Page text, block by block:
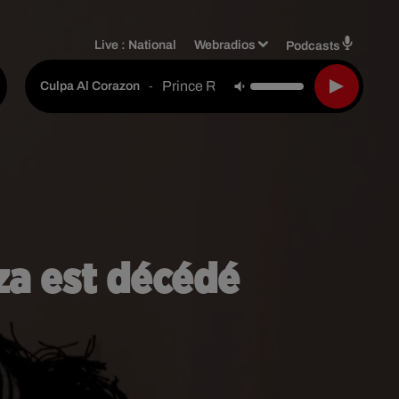
Live : National Webradios Podcasts
Culpa Al Corazon - Prince Royce
est décédé